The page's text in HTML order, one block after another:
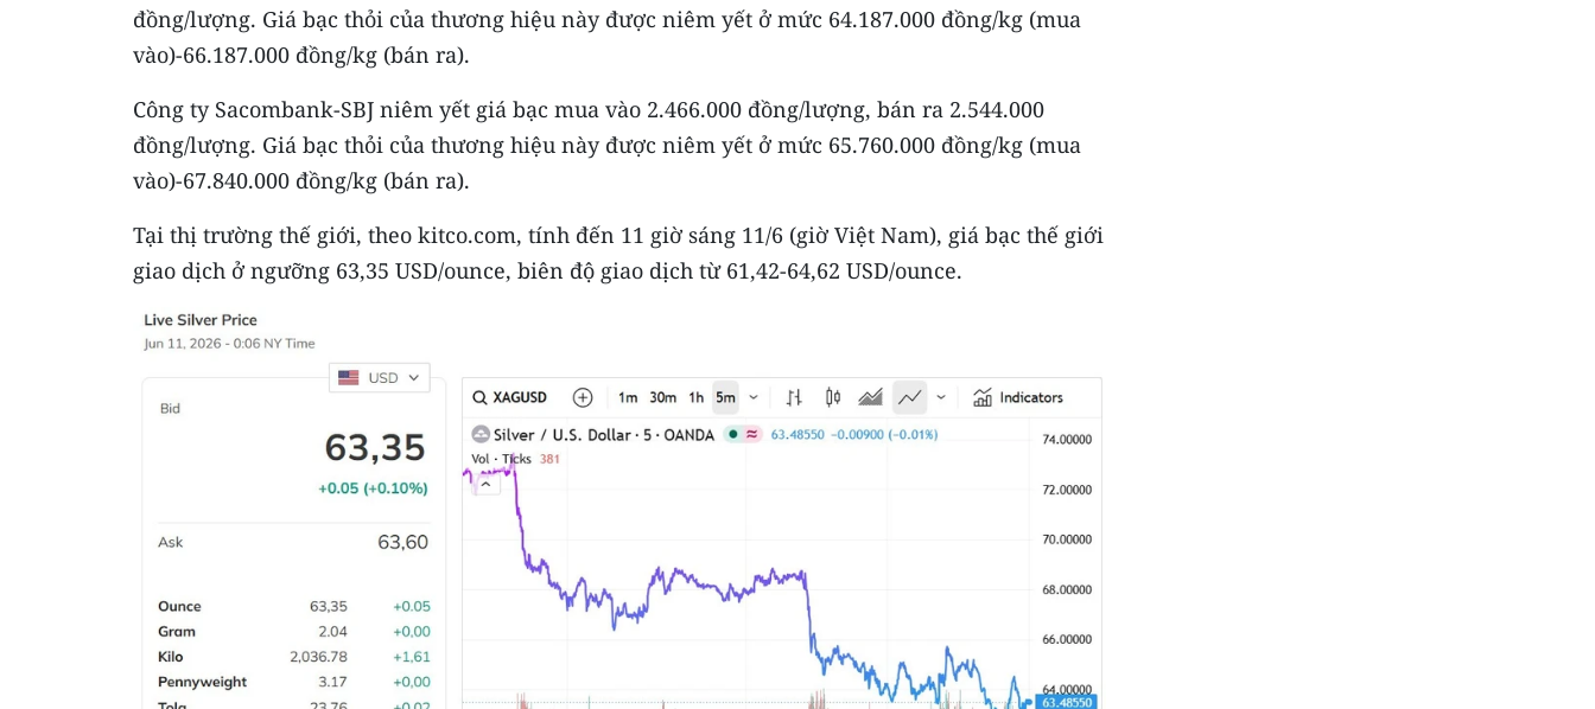
đồng/lượng. Giá bạc thỏi của thương hiệu này được niêm yết ở mức 64.187.000 đồng/kg (mua
vào)-66.187.000 đồng/kg (bán ra).
​Công ty Sacombank-SBJ niêm yết giá bạc mua vào 2.466.000 đồng/lượng, bán ra 2.544.000
đồng/lượng. Giá bạc thỏi của thương hiệu này được niêm yết ở mức 65.760.000 đồng/kg (mua
vào)-67.840.000 đồng/kg (bán ra).
​Tại thị trường thế giới, theo kitco.com, tính đến 11 giờ sáng 11/6 (giờ Việt Nam), giá bạc thế giới
giao dịch ở ngưỡng 63,35 USD/ounce, biên độ giao dịch từ 61,42-64,62 USD/ounce.